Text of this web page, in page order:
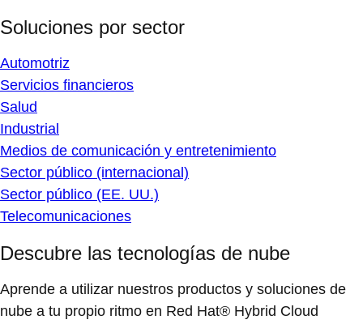
Soluciones por sector
Automotriz
Servicios financieros
Salud
Industrial
Medios de comunicación y entretenimiento
Sector público (internacional)
Sector público (EE. UU.)
Telecomunicaciones
Descubre las tecnologías de nube
Aprende a utilizar nuestros productos y soluciones de
nube a tu propio ritmo en Red Hat® Hybrid Cloud